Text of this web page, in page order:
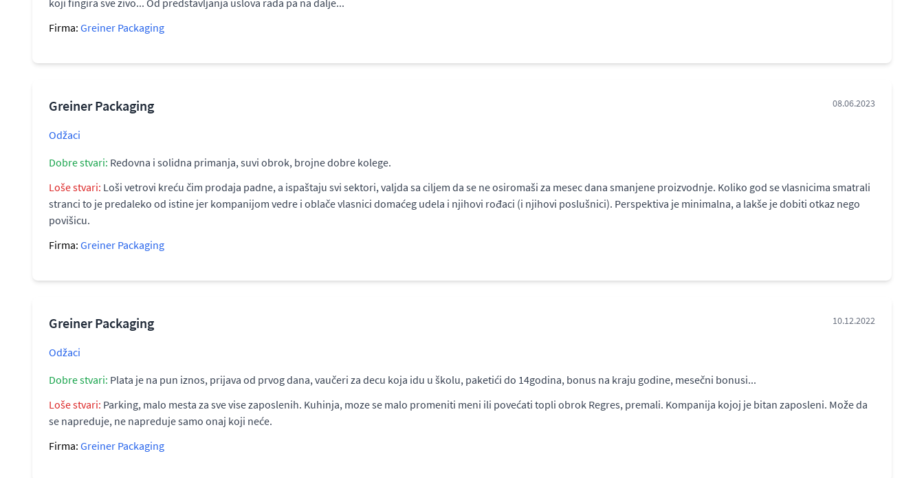
koji fingira sve zivo... Od predstavljanja uslova rada pa na dalje...
Firma: Greiner Packaging
Greiner Packaging 08.06.2023
Odžaci
Dobre stvari: Redovna i solidna primanja, suvi obrok, brojne dobre kolege.
Loše stvari: Loši vetrovi kreću čim prodaja padne, a ispaštaju svi sektori, valjda sa ciljem da se ne osiromaši za mesec dana smanjene proizvodnje. Koliko god se vlasnicima smatrali
stranci to je predaleko od istine jer kompanijom vedre i oblače vlasnici domaćeg udela i njihovi rođaci (i njihovi poslušnici). Perspektiva je minimalna, a lakše je dobiti otkaz nego
povišicu.
Firma: Greiner Packaging
Greiner Packaging 10.12.2022
Odžaci
Dobre stvari: Plata je na pun iznos, prijava od prvog dana, vaučeri za decu koja idu u školu, paketići do 14godina, bonus na kraju godine, mesečni bonusi...
Loše stvari: Parking, malo mesta za sve vise zaposlenih. Kuhinja, moze se malo promeniti meni ili povećati topli obrok Regres, premali. Kompanija kojoj je bitan zaposleni. Može da
se napreduje, ne napreduje samo onaj koji neće.
Firma: Greiner Packaging